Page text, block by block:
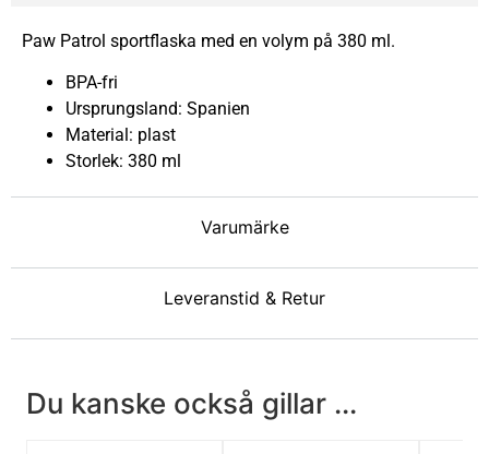
Varumärke
Leveranstid & Retur
Paw Patrol sportflaska med en volym på 380 ml.
BPA-fri
Ursprungsland: Spanien
Material: plast
Storlek: 380 ml
Du kanske också gillar ...